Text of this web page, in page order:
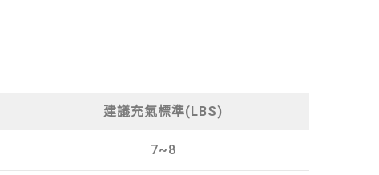
建議充氣標準(LBS)
7~8